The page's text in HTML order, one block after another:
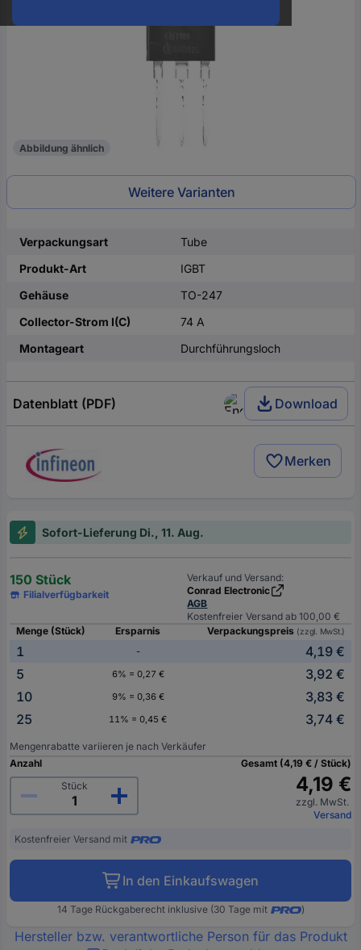
Abbildung ähnlich
Weitere Varianten
Verpackungsart
Tube
Produkt-Art
IGBT
Gehäuse
TO-247
Collector-Strom I(C)
74 A
Montageart
Durchführungsloch
Datenblatt (PDF) Download
Merken
Sofort-Lieferung Di., 11. Aug.
150 Stück
Filialverfügbarkeit
Verkauf und Versand:
Conrad Electronic
AGB
Kostenfreier Versand ab 100,00 €
Menge (Stück)
Ersparnis Verpackungspreis (zzgl. MwSt.)
1 -
4,19 €
5
6% = 0,27 €
3,92 €
10
9% = 0,36 €
3,83 €
25
11% = 0,45 € 3,74 €
Mengenrabatte variieren je nach Verkäufer
Anzahl
Stück
Gesamt (4,19 € / Stück)
4,19 €
zzgl. MwSt.
Versand
Kostenfreier Versand mit
In den Einkaufswagen
14 Tage Rückgaberecht inklusive (30 Tage mit )
Hersteller bzw. verantwortliche Person für das Produkt